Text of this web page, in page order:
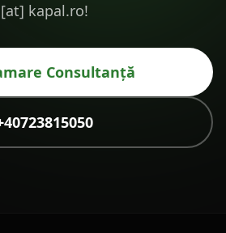
[at] kapal.ro!
Consultanță